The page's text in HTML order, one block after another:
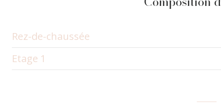
Rez-de-chaussée
salon/sejour
Etage 1